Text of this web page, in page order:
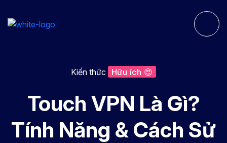
Kiến thức Hữu ích 😍
Touch VPN Là Gì?
Tính Năng & Cách Sử